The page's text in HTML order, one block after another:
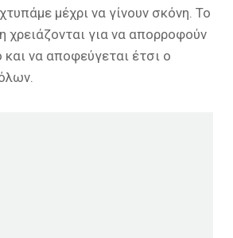
μέχρι να γίνουν σκόνη. Το
χρειάζονται για να απορροφούν
και να αποφεύγεται έτσι ο